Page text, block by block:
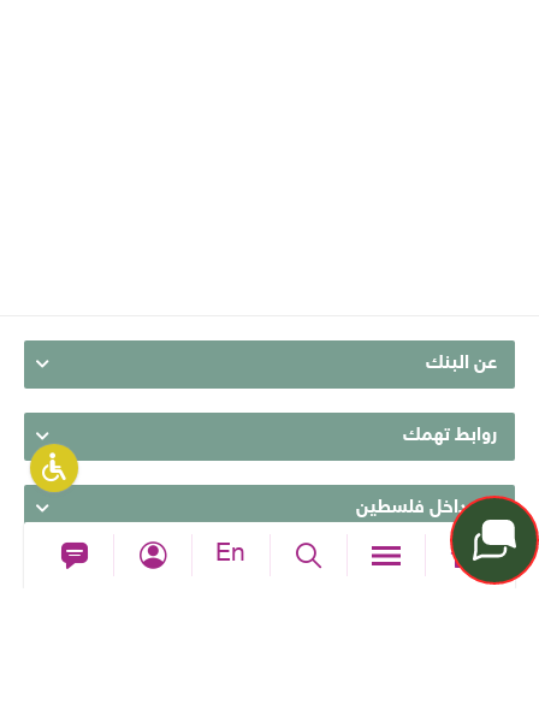
عن البنك
روابط تهمك
من داخل فلسطين
من خارج فلسطين
En